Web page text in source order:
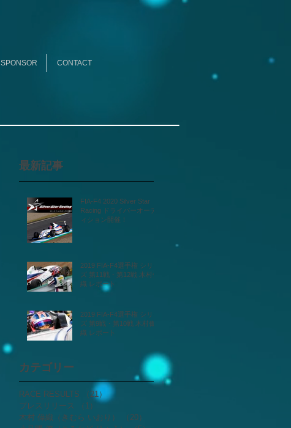
SPONSOR CONTACT
最新記事
FIA-F4 2020 Silver Star
Racing ドライバーオーデ
ィション開催！
2019 FIA-F4選手権 シリー
ズ 第11戦・第12戦 木村偉
織 レポート
2019 FIA-F4選手権 シリー
ズ 第9戦・第10戦 木村偉
織 レポート
カテゴリー
RACE RESULTS （21） 21件の記事
プレスリリース
（1）
木村 偉織（きむら いおり）
（20）